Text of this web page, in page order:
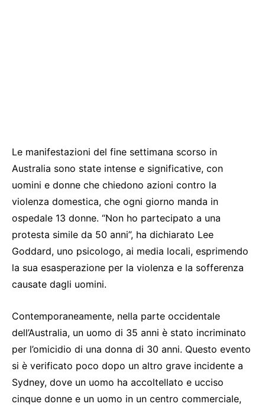
Le manifestazioni del fine settimana scorso in
Australia sono state intense e significative, con
uomini e donne che chiedono azioni contro la
violenza domestica, che ogni giorno manda in
ospedale 13 donne. “Non ho partecipato a una
protesta simile da 50 anni”, ha dichiarato Lee
Goddard, uno psicologo, ai media locali, esprimendo
la sua esasperazione per la violenza e la sofferenza
causate dagli uomini.
Contemporaneamente, nella parte occidentale
dell’Australia, un uomo di 35 anni è stato incriminato
per l’omicidio di una donna di 30 anni. Questo evento
si è verificato poco dopo un altro grave incidente a
Sydney, dove un uomo ha accoltellato e ucciso
cinque donne e un uomo in un centro commerciale,